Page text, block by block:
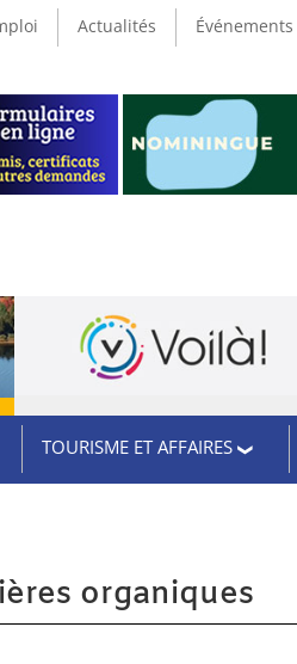
Actualités Événements
TOURISME ET AFFAIRES
organiques